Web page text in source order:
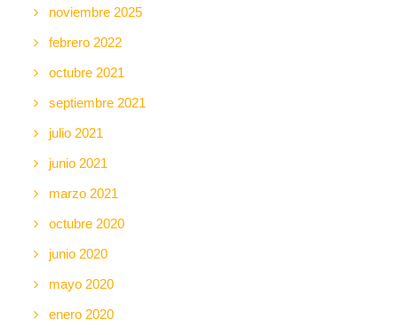
noviembre 2025
febrero 2022
octubre 2021
septiembre 2021
julio 2021
junio 2021
marzo 2021
octubre 2020
junio 2020
mayo 2020
enero 2020